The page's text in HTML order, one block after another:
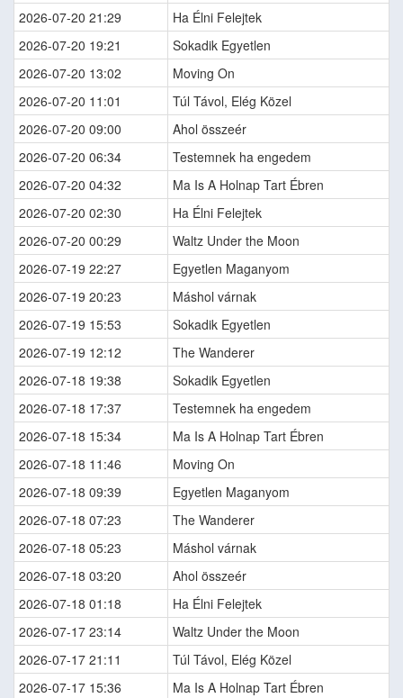
2026-07-20 21:29
Ha Élni Felejtek
2026-07-20 19:21
Sokadik Egyetlen
2026-07-20 13:02
Moving On
2026-07-20 11:01
Túl Távol, Elég Közel
2026-07-20 09:00
Ahol összeér
2026-07-20 06:34
Testemnek ha engedem
2026-07-20 04:32
Ma Is A Holnap Tart Ébren
2026-07-20 02:30
Ha Élni Felejtek
2026-07-20 00:29
Waltz Under the Moon
2026-07-19 22:27
Egyetlen Maganyom
2026-07-19 20:23
Máshol várnak
2026-07-19 15:53
Sokadik Egyetlen
2026-07-19 12:12
The Wanderer
2026-07-18 19:38
Sokadik Egyetlen
2026-07-18 17:37
Testemnek ha engedem
2026-07-18 15:34
Ma Is A Holnap Tart Ébren
2026-07-18 11:46
Moving On
2026-07-18 09:39
Egyetlen Maganyom
2026-07-18 07:23
The Wanderer
2026-07-18 05:23
Máshol várnak
2026-07-18 03:20
Ahol összeér
2026-07-18 01:18
Ha Élni Felejtek
2026-07-17 23:14
Waltz Under the Moon
2026-07-17 21:11
Túl Távol, Elég Közel
2026-07-17 15:36
Ma Is A Holnap Tart Ébren